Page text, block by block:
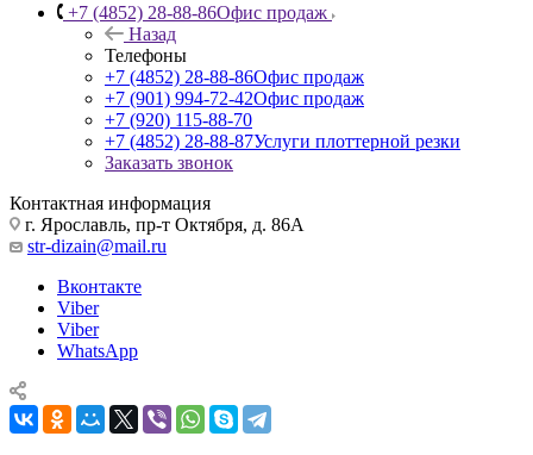
+7 (4852) 28-88-86Офис продаж
Назад
Телефоны
+7 (4852) 28-88-86Офис продаж
+7 (901) 994-72-42Офис продаж
+7 (920) 115-88-70
+7 (4852) 28-88-87Услуги плоттерной резки
Заказать звонок
Контактная информация
г. Ярославль, пр-т Октября, д. 86А
str-dizain@mail.ru
Вконтакте
Viber
Viber
WhatsApp